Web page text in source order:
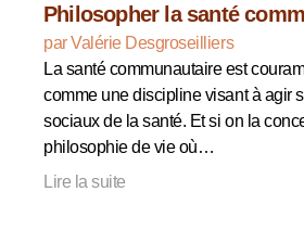
Philosopher la santé
par Valérie Desgroseilliers
La santé communautaire est
comme une discipline visant à agir
sociaux de la santé. Et si on la
philosophie de vie où…
Lire la suite